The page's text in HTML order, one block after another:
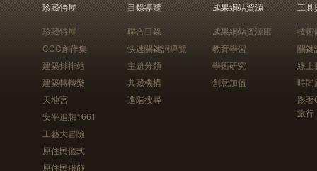
珍藏特展
珍藏特展
CCC創作集
建築排排站
建築轉轉樂
天地宮
安平追想1661
工藝大冒險
原住民儀式
原住民服飾
目錄導覽
聯合目錄
快速關鍵詞導覽
主題分類
典藏機構
進階搜尋
成果網站資源
成果網站資源庫
教育學習
學術研究
創意加值
工具
技術
關鍵
線上
時間
跟
旅行